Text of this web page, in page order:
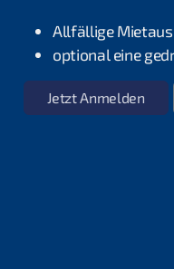
Allfällige
optional eine
Jetzt Anmelden